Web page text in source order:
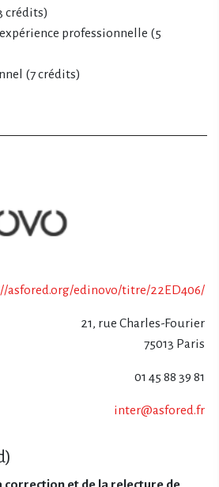
crédits)
professionnelle (5
(7 crédits)
asfored.org/edinovo/titre/22ED406/
21, rue Charles-Fourier
75013 Paris
01 45 88 39 81
inter@asfored.fr